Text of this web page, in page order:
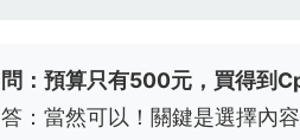
問：預算只有500元，買得到
答：當然可以！關鍵是選擇內